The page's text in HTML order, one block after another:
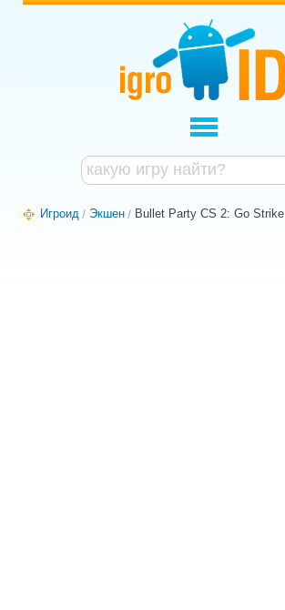
Игроид Экшен Bullet Party CS 2: Go Strike